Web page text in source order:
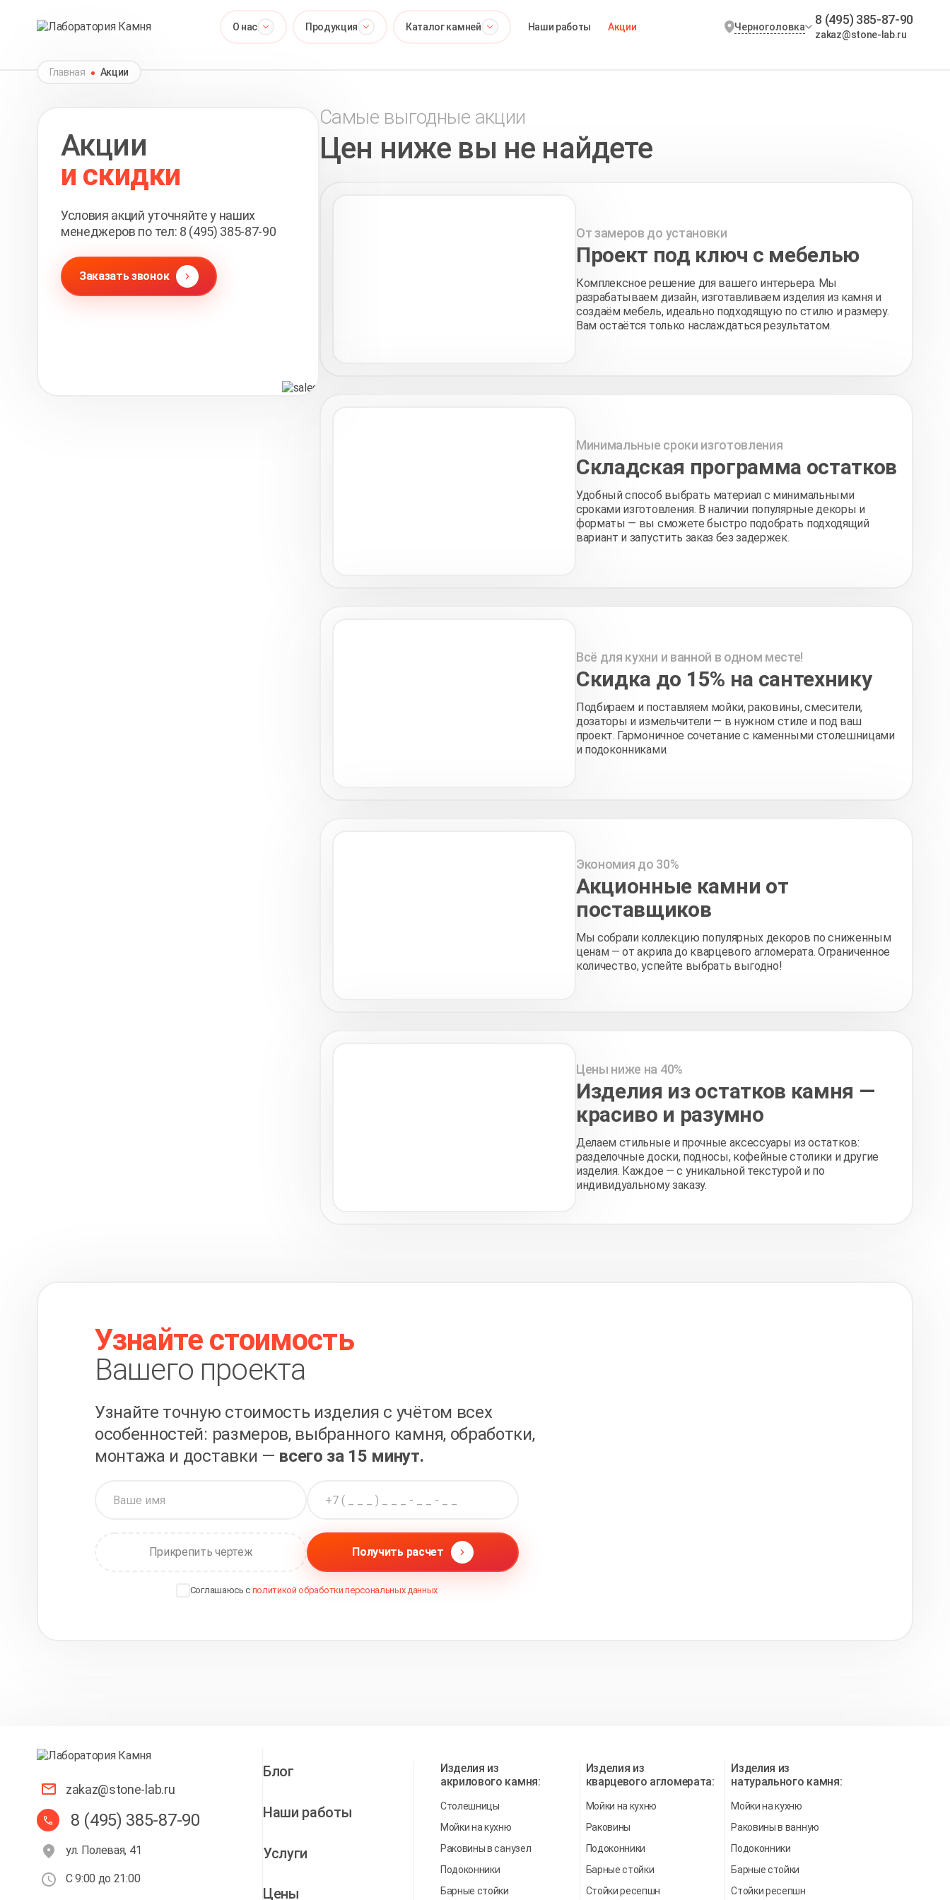
О нас Продукция Каталог камней Наши работы Акции Черноголовка 8 (495) 385-87-90
zakaz@stone-lab.ru
Главная Акции
Акции
и скидки
Условия акций уточняйте у наших
менеджеров по тел: 8 (495) 385-87-90
Заказать звонок
Самые выгодные акции
Цен ниже вы не найдете
От замеров до установки
Проект под ключ с мебелью
Комплексное решение для вашего интерьера. Мы
разрабатываем дизайн, изготавливаем изделия из камня и
создаём мебель, идеально подходящую по стилю и размеру.
Вам остаётся только наслаждаться результатом.
Минимальные сроки изготовления
Складская программа остатков
Удобный способ выбрать материал с минимальными
сроками изготовления. В наличии популярные декоры и
форматы — вы сможете быстро подобрать подходящий
вариант и запустить заказ без задержек.
Всё для кухни и ванной в одном месте!
Скидка до 15% на сантехнику
Подбираем и поставляем мойки, раковины, смесители,
дозаторы и измельчители — в нужном стиле и под ваш
проект. Гармоничное сочетание с каменными столешницами
и подоконниками.
Экономия до 30%
Акционные камни от
поставщиков
Мы собрали коллекцию популярных декоров по сниженным
ценам — от акрила до кварцевого агломерата. Ограниченное
количество, успейте выбрать выгодно!
Цены ниже на 40%
Изделия из остатков камня —
красиво и разумно
Делаем стильные и прочные аксессуары из остатков:
разделочные доски, подносы, кофейные столики и другие
изделия. Каждое — с уникальной текстурой и по
индивидуальному заказу.
Узнайте стоимость
Вашего проекта
Узнайте точную стоимость изделия с учётом всех
особенностей: размеров, выбранного камня, обработки,
монтажа и доставки — всего за 15 минут.
Прикрепить чертеж Получить расчет
Соглашаюсь с политикой обработки персональных данных
zakaz@stone-lab.ru
8 (495) 385-87-90
ул. Полевая, 41
С 9:00 до 21:00
Блог
Наши работы
Услуги
Цены
Изделия из
акрилового камня:
Столешницы
Мойки на кухню
Раковины в санузел
Подоконники
Барные стойки
Изделия из
кварцевого агломерата:
Мойки на кухню
Раковины
Подоконники
Барные стойки
Стойки ресепшн
Изделия из
натурального камня:
Мойки на кухню
Раковины в ванную
Подоконники
Барные стойки
Стойки ресепшн